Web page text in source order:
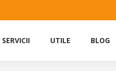
SERVICII UTILE BLOG